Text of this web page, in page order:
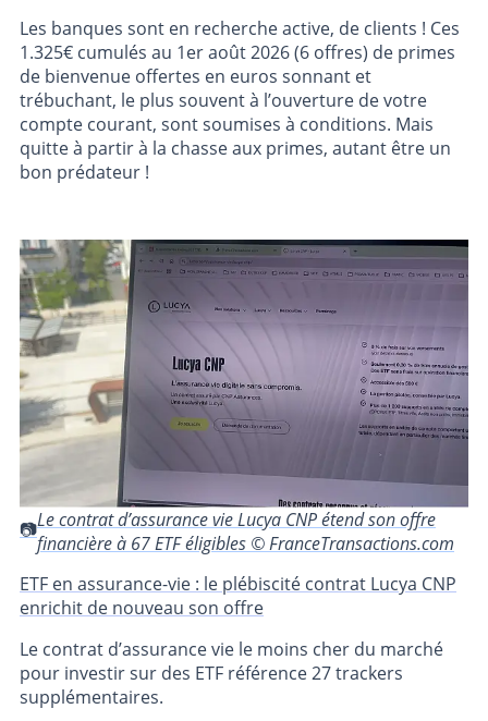
Les banques sont en recherche active, de clients ! Ces
1.325€ cumulés au 1er août 2026 (6 offres) de primes
de bienvenue offertes en euros sonnant et
trébuchant, le plus souvent à l’ouverture de votre
compte courant, sont soumises à conditions. Mais
quitte à partir à la chasse aux primes, autant être un
bon prédateur !
Le contrat d’assurance vie Lucya CNP étend son offre
financière à 67 ETF éligibles © FranceTransactions.com
ETF en assurance-vie : le plébiscité contrat Lucya CNP
enrichit de nouveau son offre
Le contrat d’assurance vie le moins cher du marché
pour investir sur des ETF référence 27 trackers
supplémentaires.